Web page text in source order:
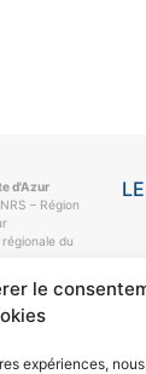
le
expériences,
d'Azur
– Région
du
Einstein